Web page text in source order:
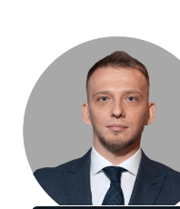
Павел Глизница